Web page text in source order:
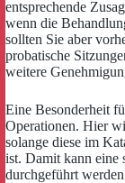
entsprechende
wenn die
sollten Sie aber
probatische
weitere
Eine Besonderheit
Operationen. Hier
solange diese im
ist. Damit kann eine
durchgeführt